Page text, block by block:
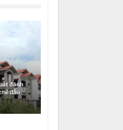
Lãi suất neo cao và cuộc tái cơ cấu trên
thị trường BĐS